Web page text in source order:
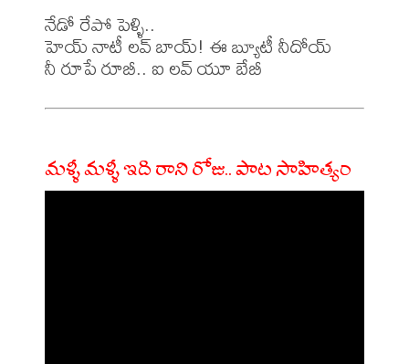
నేడో రేపో పెళ్ళి..
హెయ్ నాటీ లవ్ బాయ్! ఈ బ్యూటీ నీదోయ్
మళ్ళీ మళ్ళీ ఇది రాని రోజు.. పాట సాహిత్యం